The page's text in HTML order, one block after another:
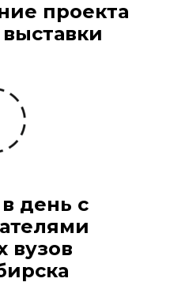
проекта
день с
вузов